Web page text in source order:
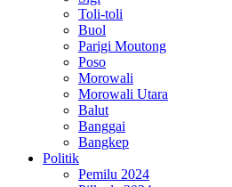
Toli-toli
Buol
Parigi Moutong
Poso
Morowali
Morowali Utara
Balut
Banggai
Bangkep
Politik
Pemilu 2024